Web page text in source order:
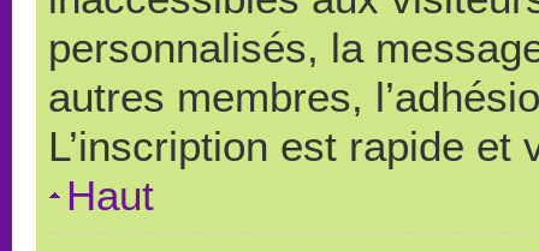
personnalisés, la
autres membres,
L’inscription est rapide et
Haut